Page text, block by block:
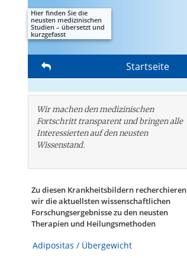
Hier finden Sie die
neusten medizinischen
Studien – übersetzt und
kurzgefasst
Startseite
Wir machen den medizinischen
Fortschritt transparent und bringen alle
Interessierten auf den neusten
Wissenstand.
Zu diesen Krankheitsbildern recherchieren
wir die aktuellsten wissenschaftlichen
Forschungs­ergebnisse zu den neusten
Therapien und Heilungsmethoden
Adipositas / Übergewicht